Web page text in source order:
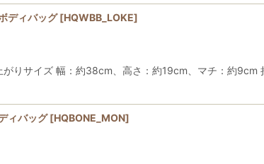
ディバッグ [HQWBB_LOKE]
サイズ 幅：約38cm、高さ：約19cm、マチ：約9cm
ィバッグ [HQBONE_MON]